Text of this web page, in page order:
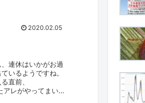
2020.02.05
連休はいかがお過
いるようですね。
直前、
アレがやってまい